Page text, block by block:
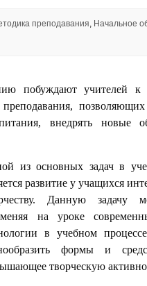
преподавания, Начальное
побуждают учителей
позволяющих
внедрять новые
из основных задач в
развитие у учащихся
Данную задачу
на уроке
в учебном
формы и
творческую